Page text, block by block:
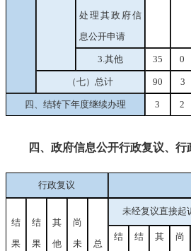
处理其政府信
息公开申请
3.其他 35 0
（七）总计 90 3
四、结转下年度继续办理 3 2
四、政府信息公开行政复议、行
行政复议
结
果
结
果
其
他
尚
未
总
未经复议直接起
结
结
其
尚